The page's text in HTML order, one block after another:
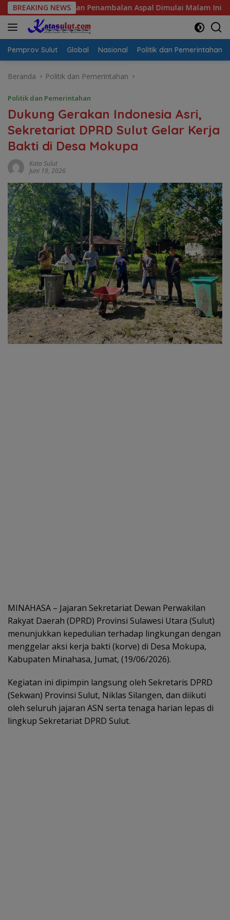
Langsung
ke
konten
BREAKING NEWS
Penambalan Aspal Dimulai Malam Ini Sulut
Pemprov Sulut Global Nasional Politik dan Pemerintahan
Beranda Politik dan Pemerintahan
Politik dan Pemerintahan
Dukung Gerakan Indonesia Asri,
Sekretariat DPRD Sulut Gelar Kerja
Bakti di Desa Mokupa
Kata Sulut
Juni 19, 2026
MINAHASA – Jajaran Sekretariat Dewan Perwakilan
Rakyat Daerah (DPRD) Provinsi Sulawesi Utara (Sulut)
menunjukkan kepedulian terhadap lingkungan dengan
menggelar aksi kerja bakti (korve) di Desa Mokupa,
Kabupaten Minahasa, Jumat, (19/06/2026).
Kegiatan ini dipimpin langsung oleh Sekretaris DPRD
(Sekwan) Provinsi Sulut, Niklas Silangen, dan diikuti
oleh seluruh jajaran ASN serta tenaga harian lepas di
lingkup Sekretariat DPRD Sulut.